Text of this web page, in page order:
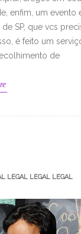
enfim, um evento
SP, que vcs
é feito um
de
LEGAL LEGAL LEGAL